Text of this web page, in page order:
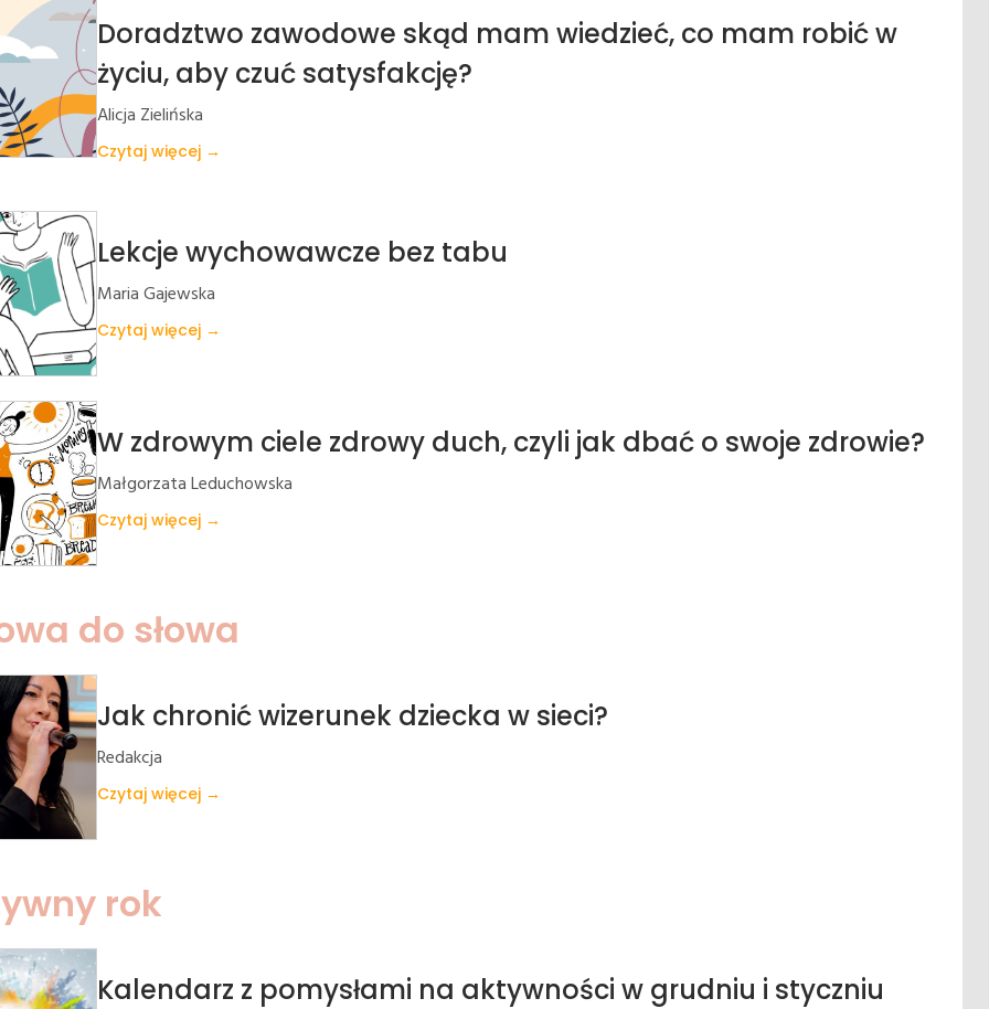
Doradztwo zawodowe skąd mam wiedzieć, co mam robić w
życiu, aby czuć satysfakcję?
Alicja Zielińska
Czytaj więcej →
Lekcje wychowawcze bez tabu
Maria Gajewska
Czytaj więcej →
W zdrowym ciele zdrowy duch, czyli jak dbać o swoje zdrowie?
Małgorzata Leduchowska
Czytaj więcej →
do słowa
Jak chronić wizerunek dziecka w sieci?
Redakcja
Czytaj więcej →
rok
Kalendarz z pomysłami na aktywności w grudniu i styczniu